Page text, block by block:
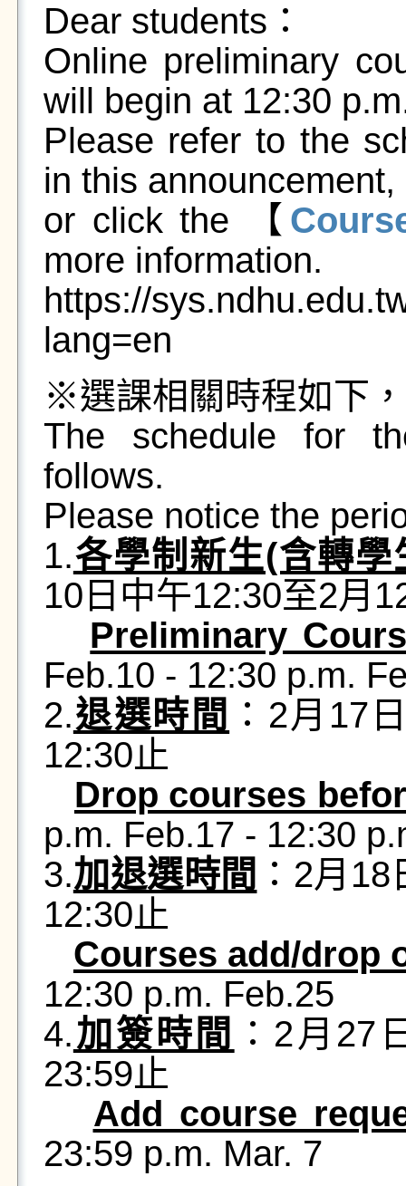
Dear students：
Online preliminary
will begin at 12:30
Please refer to the
in this announcement,
or click the 【
more information.
https://
lang=en
※選課相關時程如下
The schedule for
follows.
Please notice the
1.各學制新生(含轉
10日中午12:30至2月
Preliminary
Feb.10 - 12:30 p.m.
2.退選時間 ：2月17
12:30止
Drop courses
p.m. Feb.17 - 12:30
3.加退選時間 ：2月
12:30止
Courses add/drop
12:30 p.m. Feb.25
4.加簽時間
：2月27
23:59止
Add course
23:59 p.m. Mar. 7